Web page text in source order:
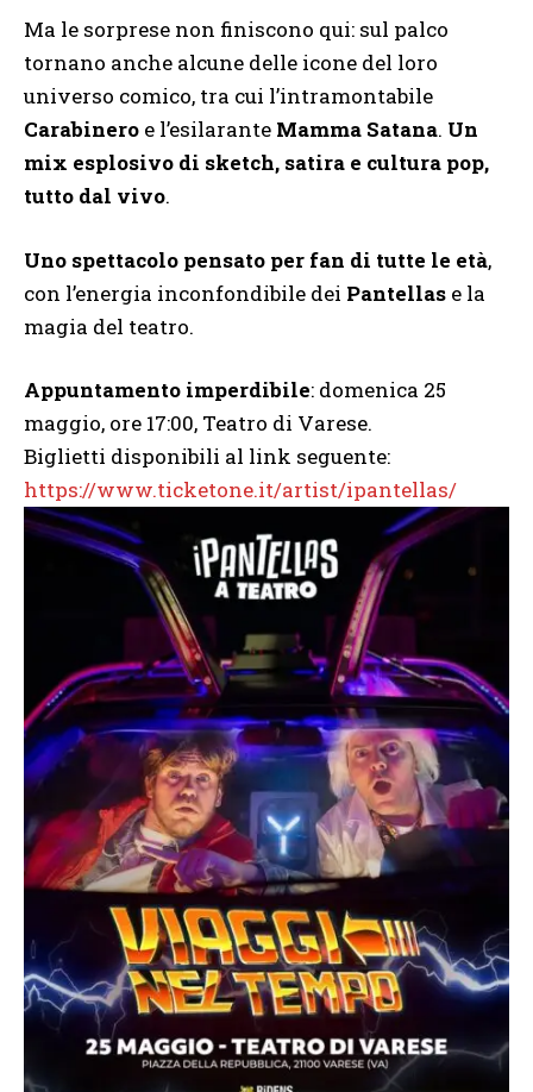
Ma le sorprese non finiscono qui: sul palco
tornano anche alcune delle icone del loro
universo comico, tra cui l’intramontabile
Carabinero e l’esilarante Mamma Satana. Un
mix esplosivo di sketch, satira e cultura pop,
tutto dal vivo.
Uno spettacolo pensato per fan di tutte le età,
con l’energia inconfondibile dei Pantellas e la
magia del teatro.
Appuntamento imperdibile: domenica 25
maggio, ore 17:00, Teatro di Varese.
Biglietti disponibili al link seguente:
https://www.ticketone.it/artist/ipantellas/